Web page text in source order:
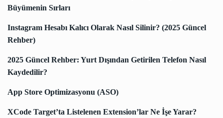
Büyümenin Sırları
Instagram Hesabı Kalıcı Olarak Nasıl Silinir? (2025 Güncel
Rehber)
2025 Güncel Rehber: Yurt Dışından Getirilen Telefon Nasıl
Kaydedilir?
App Store Optimizasyonu (ASO)
XCode Target’ta Listelenen Extension’lar Ne İşe Yarar?